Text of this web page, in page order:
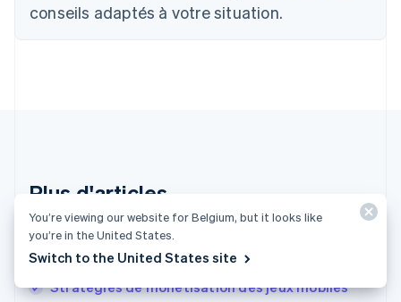
conseils adaptés à votre situation.
Plus d'articles
Contacter notre équipe
Stratégies de monétisation des jeux mobiles
English Français
Chine continentale
English
Espagne
Español English
Estonie
États-Unis
You’re viewing our website for Belgium, but it looks like
you’re in the United States.
Switch to the United States site